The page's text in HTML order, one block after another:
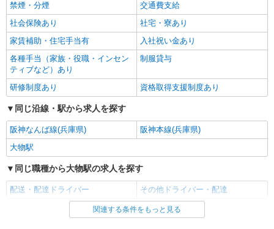
禁煙・分煙
交通費支給
社会保険あり
社宅・寮あり
家賃補助・住宅手当有
入社祝い金あり
各種手当（家族・役職・インセン
ティブなど）あり
制服貸与
研修制度あり 資格取得支援制度あり
同じ沿線・駅から求人を探す
阪神なんば線(兵庫県)
阪神本線(兵庫県)
大物駅
同じ職種から大物駅の求人を探す
配送・配達ドライバー その他ドライバー・配達
同じ雇用形態から大物駅の求人を探す
関連する条件をもっと見る